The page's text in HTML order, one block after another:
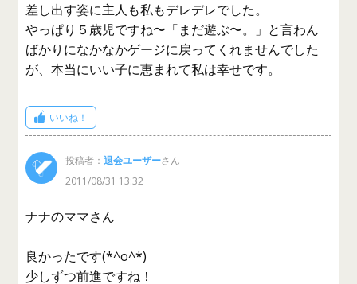
差し出す姿に主人も私もデレデレでした。
やっぱり５歳児ですね〜「まだ遊ぶ〜。」と言わん
ばかりになかなかゲージに戻ってくれませんでした
が、本当にいい子に恵まれて私は幸せです。
いいね！
投稿者：退会ユーザーさん
2011/08/31 13:32
ナナのママさん
良かったです(*^o^*)
少しずつ前進ですね！